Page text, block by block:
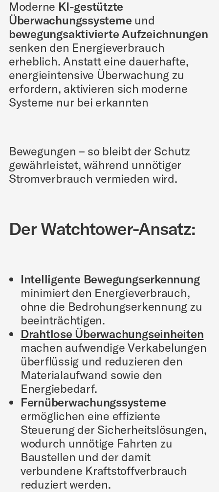
Moderne KI-gestützte
Überwachungssysteme und
bewegungsaktivierte Aufzeichnungen
senken den Energieverbrauch
erheblich. Anstatt eine dauerhafte,
energieintensive Überwachung zu
erfordern, aktivieren sich moderne
Systeme nur bei erkannten
Bewegungen – so bleibt der Schutz
gewährleistet, während unnötiger
Stromverbrauch vermieden wird.
Der Watchtower-Ansatz:
Intelligente Bewegungserkennung
minimiert den Energieverbrauch,
ohne die Bedrohungserkennung zu
beeinträchtigen.
Drahtlose Überwachungseinheiten
machen aufwendige Verkabelungen
überflüssig und reduzieren den
Materialaufwand sowie den
Energiebedarf.
Fernüberwachungssysteme
ermöglichen eine effiziente
Steuerung der Sicherheitslösungen,
wodurch unnötige Fahrten zu
Baustellen und der damit
verbundene Kraftstoffverbrauch
reduziert werden.